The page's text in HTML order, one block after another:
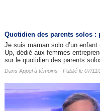
Quotidien des parents solos :
Je suis maman solo d’un
Up, dédié aux femmes
sur le quotidien des parents
Dans Appel à témoins - Publié le 07/